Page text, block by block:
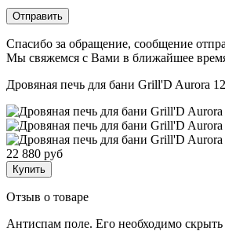
Отправить
Спасибо за обращение, сообщение
Мы свяжемся с Вами в ближайшее
Дровяная печь для бани Grill'D Aurora
22 880 руб
Купить
Отзыв о товаре
Антиспам поле. Его необходимо скрыть